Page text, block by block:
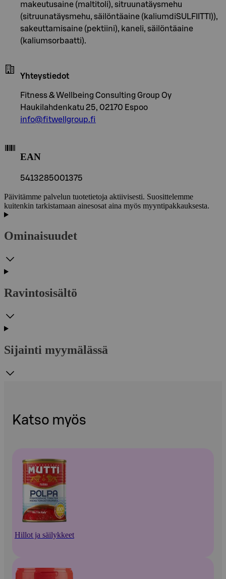
makeutusaine (maltitoli), sitruunatäysmehu
(sitruunatäysmehu, säilöntäaine (kaliumdiSULFIITTI)),
sakeuttamisaine (pektiini), kaneli, säilöntäaine
(kaliumsorbaatti).
Yhteystiedot
Fitness & Wellbeing Consulting Group Oy
Haukilahdenkatu 25, 02170 Espoo
info@fitwellgroup.fi
EAN
5413285001375
Päivitämme palvelun tuotetietoja aktiivisesti. Suosittelemme
kuitenkin tarkistamaan ainesosat aina myös myyntipakkauksesta.
Ominaisuudet
Ravintosisältö
Sijainti myymälässä
Katso myös
Hillot ja säilykkeet